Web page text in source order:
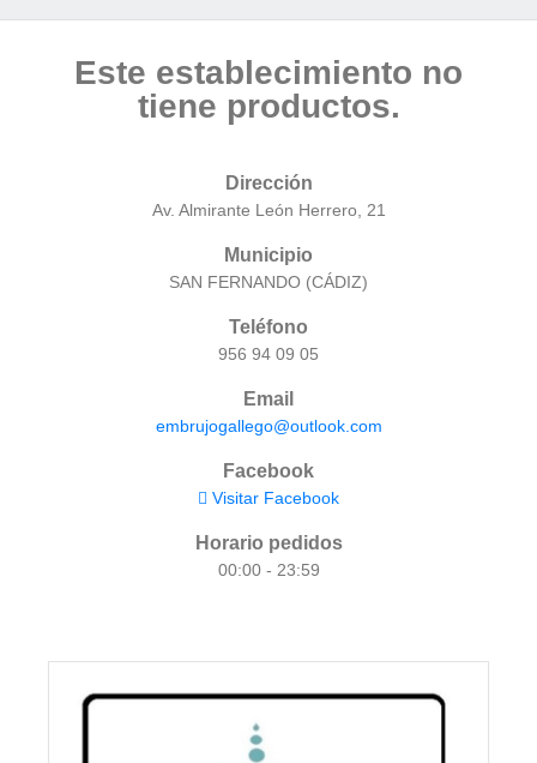
Este establecimiento no
tiene productos.
Dirección
Av. Almirante León Herrero, 21
Municipio
SAN FERNANDO (CÁDIZ)
Teléfono
956 94 09 05
Email
embrujogallego@outlook.com
Facebook
Visitar Facebook
Horario pedidos
00:00 - 23:59